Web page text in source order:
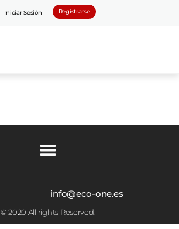
Iniciar Sesión Registrarse
info@eco-one.es
© 2020 All rights Reserved.